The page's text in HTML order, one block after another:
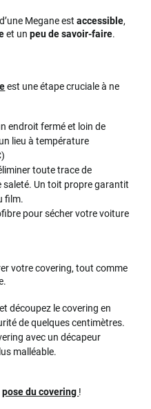
Megane estaccessible,
et unpeu de savoir-faire.
est une étape cruciale à ne
endroit fermé et loin de
lieu à température
toute trace de
saleté. Un toit propre garantit
film.
pour sécher votre voiture
votre covering, tout comme
découpez le covering en
de quelques centimètres.
avec un décapeur
malléable.
pose du covering !